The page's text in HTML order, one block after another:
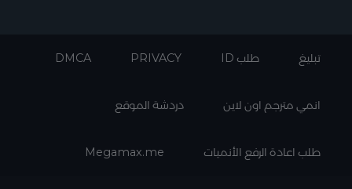
تبليغ طلب ID PRIVACY
DMCA
انمي مترجم اون لاين دردشة الموقع
طلب اعادة الرفع الأنميات Megamax.me